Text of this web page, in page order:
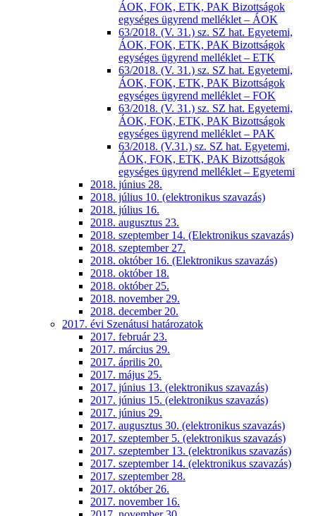
ÁOK, FOK, ETK, PAK Bizottságok
egységes ügyrend melléklet – ÁOK
63/2018. (V. 31.) sz. SZ hat. Egyetemi,
ÁOK, FOK, ETK, PAK Bizottságok
egységes ügyrend melléklet – ETK
63/2018. (V. 31.) sz. SZ hat. Egyetemi,
ÁOK, FOK, ETK, PAK Bizottságok
egységes ügyrend melléklet – FOK
63/2018. (V. 31.) sz. SZ hat. Egyetemi,
ÁOK, FOK, ETK, PAK Bizottságok
egységes ügyrend melléklet – PAK
63/2018. (V.31.) sz. SZ hat. Egyetemi,
ÁOK, FOK, ETK, PAK Bizottságok
egységes ügyrend melléklet – Egyetemi
2018. június 28.
2018. július 10. (elektronikus szavazás)
2018. július 16.
2018. augusztus 23.
2018. szeptember 14. (Elektronikus szavazás)
2018. szeptember 27.
2018. október 16. (Elektronikus szavazás)
2018. október 18.
2018. október 25.
2018. november 29.
2018. december 20.
2017. évi Szenátusi határozatok
2017. február 23.
2017. március 29.
2017. április 20.
2017. május 25.
2017. június 13. (elektronikus szavazás)
2017. június 15. (elektronikus szavazás)
2017. június 29.
2017. augusztus 30. (elektronikus szavazás)
2017. szeptember 5. (elektronikus szavazás)
2017. szeptember 13. (elektronikus szavazás)
2017. szeptember 14. (elektronikus szavazás)
2017. szeptember 28.
2017. október 26.
2017. november 16.